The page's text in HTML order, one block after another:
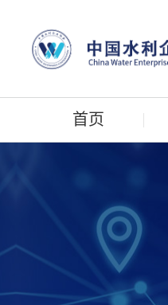
首页